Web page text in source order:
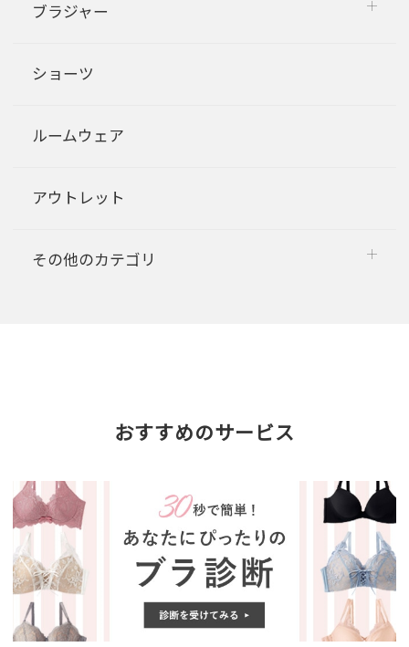
ブラジャー
ショーツ
ルームウェア
アウトレット
その他のカテゴリ
おすすめのサービス